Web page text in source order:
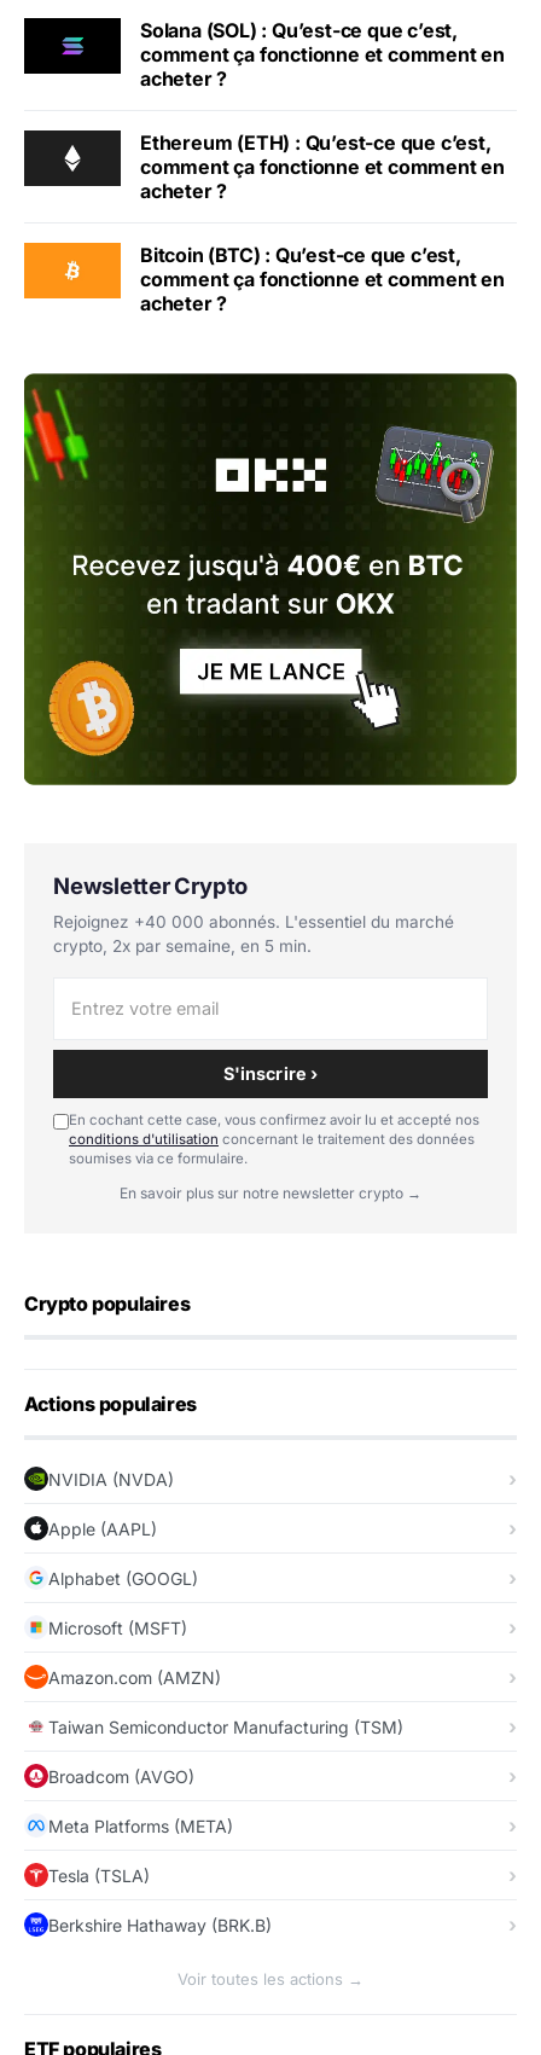
Solana (SOL) : Qu’est-ce que c’est,
comment ça fonctionne et comment en
acheter ?
Ethereum (ETH) : Qu’est-ce que c’est,
comment ça fonctionne et comment en
acheter ?
Bitcoin (BTC) : Qu’est-ce que c’est,
comment ça fonctionne et comment en
acheter ?
Newsletter Crypto
Rejoignez +40 000 abonnés. L'essentiel du marché
crypto, 2x par semaine, en 5 min.
S'inscrire ›
En cochant cette case, vous confirmez avoir lu et accepté nos
conditions d'utilisation concernant le traitement des données
soumises via ce formulaire.
En savoir plus sur notre newsletter crypto →
Crypto populaires
Actions populaires
NVIDIA (NVDA)
Apple (AAPL)
Alphabet (GOOGL)
Microsoft (MSFT)
Amazon.com (AMZN)
Taiwan Semiconductor Manufacturing (TSM)
Broadcom (AVGO)
Meta Platforms (META)
Tesla (TSLA)
Berkshire Hathaway (BRK.B)
Voir toutes les actions →
ETF populaires